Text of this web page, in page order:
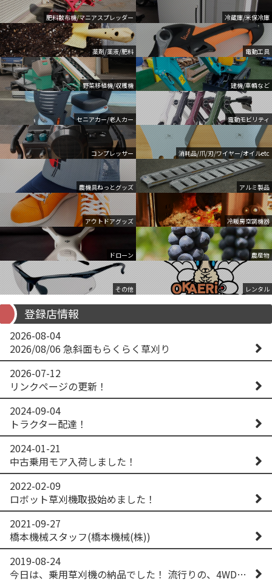
肥料散布機/マニアスプレッダー 冷蔵庫/米保冷庫
薬剤/薬液/肥料 電動工具
野菜移植機/収穫機 建機/車輌など
セニアカー/老人カー 電動モビリティ
コンプレッサー 消耗品/爪/刃/ワイヤー/オイルetc
農機具ねっとグッズ アルミ製品
アウトドアグッズ 冷暖房空調機器
ドローン 農産物
その他 レンタル
登録店情報
2026-08-04
2026/08/06 急斜面もらくらく草刈り
2026-07-12
リンクページの更新！
2024-09-04
トラクター配達！
2024-01-21
中古乗用モア入荷しました！
2022-02-09
ロボット草刈機取扱始めました！
2021-09-27
橋本機械スタッフ(橋本機械(株))
2019-08-24
今日は、乗用草刈機の納品でした！ 流行りの、4WD！ #イセキアグリ #オーレック #四駆 #増税間近